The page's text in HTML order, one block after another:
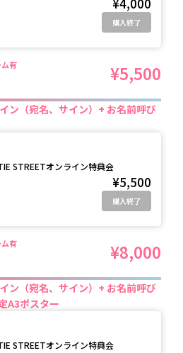
購入終了
有 ¥5,500
ン（宛名、サイン）+ お名前呼び
STREETオンライン特典会
¥5,500
購入終了
有 ¥8,000
ン（宛名、サイン）+ お名前呼び
A3ポスター
STREETオンライン特典会